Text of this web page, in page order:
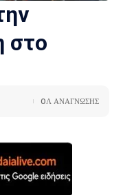
στο
0Λ ΑΝΑΓΝΩΣΗΣ